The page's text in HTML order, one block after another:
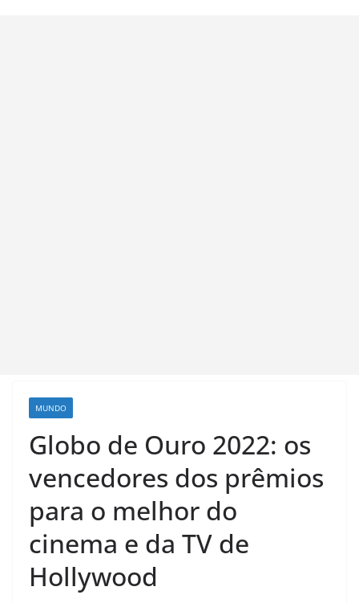
MUNDO
Globo de Ouro 2022: os
vencedores dos prêmios
para o melhor do
cinema e da TV de
Hollywood